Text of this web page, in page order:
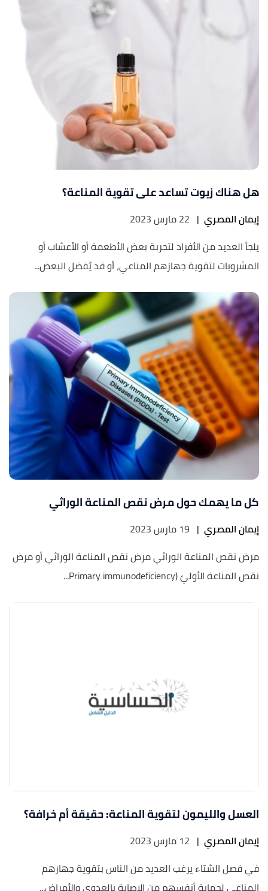
هل هناك زيوت تساعد على تقوية المناعة؟
إيمان المصري | 22 مارس 2023
يلجأ العديد من الأفراد لتجربة بعض الأطعمة أو الأعشاب أو
المشروبات لتقوية جهازهم المناعي، أو قد يُفضل البعض...
كل ما يهمك حول مرض نقص المناعة الوراثي
إيمان المصري | 19 مارس 2023
مرض نقص المناعة الوراثي مرض نقص المناعة الوراثي أو مرض
نقص المناعة الأوليّ (Primary immunodeficiency...
العسل والليمون لتقوية المناعة: حقيقة أم خرافة؟
إيمان المصري | 12 مارس 2023
في فصل الشتاء يرغب العديد من الناس بتقوية جهازهم
المناعي لحماية أنفسهم من الإصابة بالعدوى والأمراض...